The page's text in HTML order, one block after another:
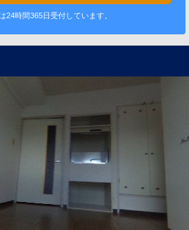
24時間365日受付しています。